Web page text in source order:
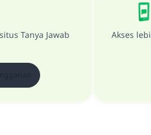
Tanya Jawab
Akses